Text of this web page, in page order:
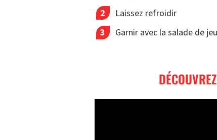
Laissez refroidir
Garnir avec la salade de